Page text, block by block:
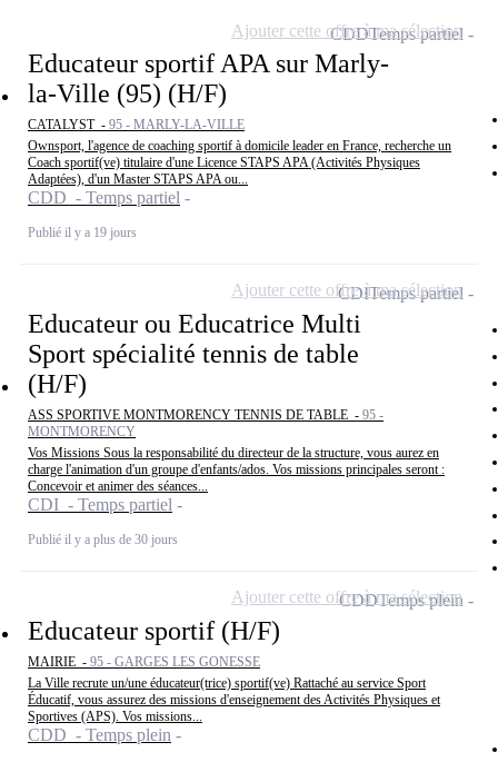
Educateur sportif APA sur Marly-
la-Ville (95) (H/F)
CATALYST - 95 - MARLY-LA-VILLE
Ownsport, l'agence de coaching sportif à domicile leader en France, recherche un
Coach sportif(ve) titulaire d'une Licence STAPS APA (Activités Physiques
Adaptées), d'un Master STAPS APA ou...
CDD - Temps partiel
Publié il y a 19 jours
CDDTemps partiel
Ajouter cette offre à ma sélection
Educateur ou Educatrice Multi
Sport spécialité tennis de table
(H/F)
ASS SPORTIVE MONTMORENCY TENNIS DE TABLE - 95 -
MONTMORENCY
Vos Missions Sous la responsabilité du directeur de la structure, vous aurez en
charge l'animation d'un groupe d'enfants/ados. Vos missions principales seront :
Concevoir et animer des séances...
CDI - Temps partiel
Publié il y a plus de 30 jours
CDITemps partiel
Ajouter cette offre à ma sélection
Educateur sportif (H/F)
MAIRIE - 95 - GARGES LES GONESSE
La Ville recrute un/une éducateur(trice) sportif(ve) Rattaché au service Sport
Éducatif, vous assurez des missions d'enseignement des Activités Physiques et
Sportives (APS). Vos missions...
CDD - Temps plein
CDDTemps plein
Ajouter cette offre à ma sélection